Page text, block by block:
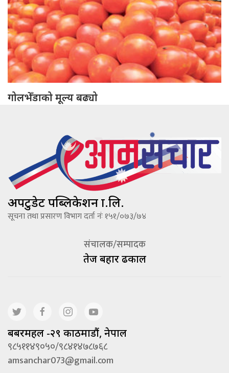
गोलभेँडाको मूल्य बढ्यो
अपटुडेट पब्लिकेशन प्रा.लि.
सूचना तथा प्रसारण विभाग दर्ता नंः १५१/०७३/७४
संचालक/सम्पादक
तेज बहादूर ढकाल
बबरमहल -२९ काठमाडौं, नेपाल
९८५११४९०५०/९८४१४७८७६८
amsanchar073@gmail.com